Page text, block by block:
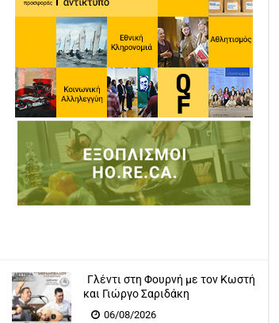
Γλέντι στη Φουρνή με τον Κωστή
και Γιώργο Σαριδάκη
06/08/2026